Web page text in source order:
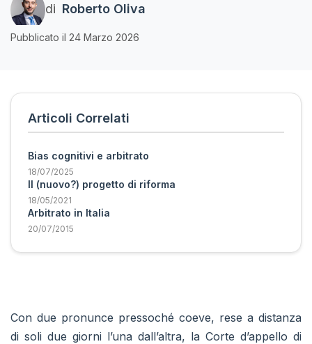
di Roberto Oliva
Pubblicato il 24 Marzo 2026
Con due pronunce pressoché coeve, rese a distanza
di soli due giorni l’una dall’altra, la Corte d’appello di
Articoli Correlati
Bias cognitivi e arbitrato
18/07/2025
Il (nuovo?) progetto di riforma
18/05/2021
Arbitrato in Italia
20/07/2015